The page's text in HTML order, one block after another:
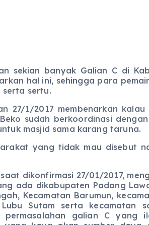
sekian banyak Galian C di
hal ini, sehingga para
serta sertu.
27/1/2017 membenarkan kalau
sudah berkoordinasi
masjid sama karang taruna.
yang tidak mau disebut
dikonfirmasi 27/01/2017,
ada dikabupaten Padang
Kecamatan Barumun,
Sutam serta kecamatan
permasalahan galian C yang